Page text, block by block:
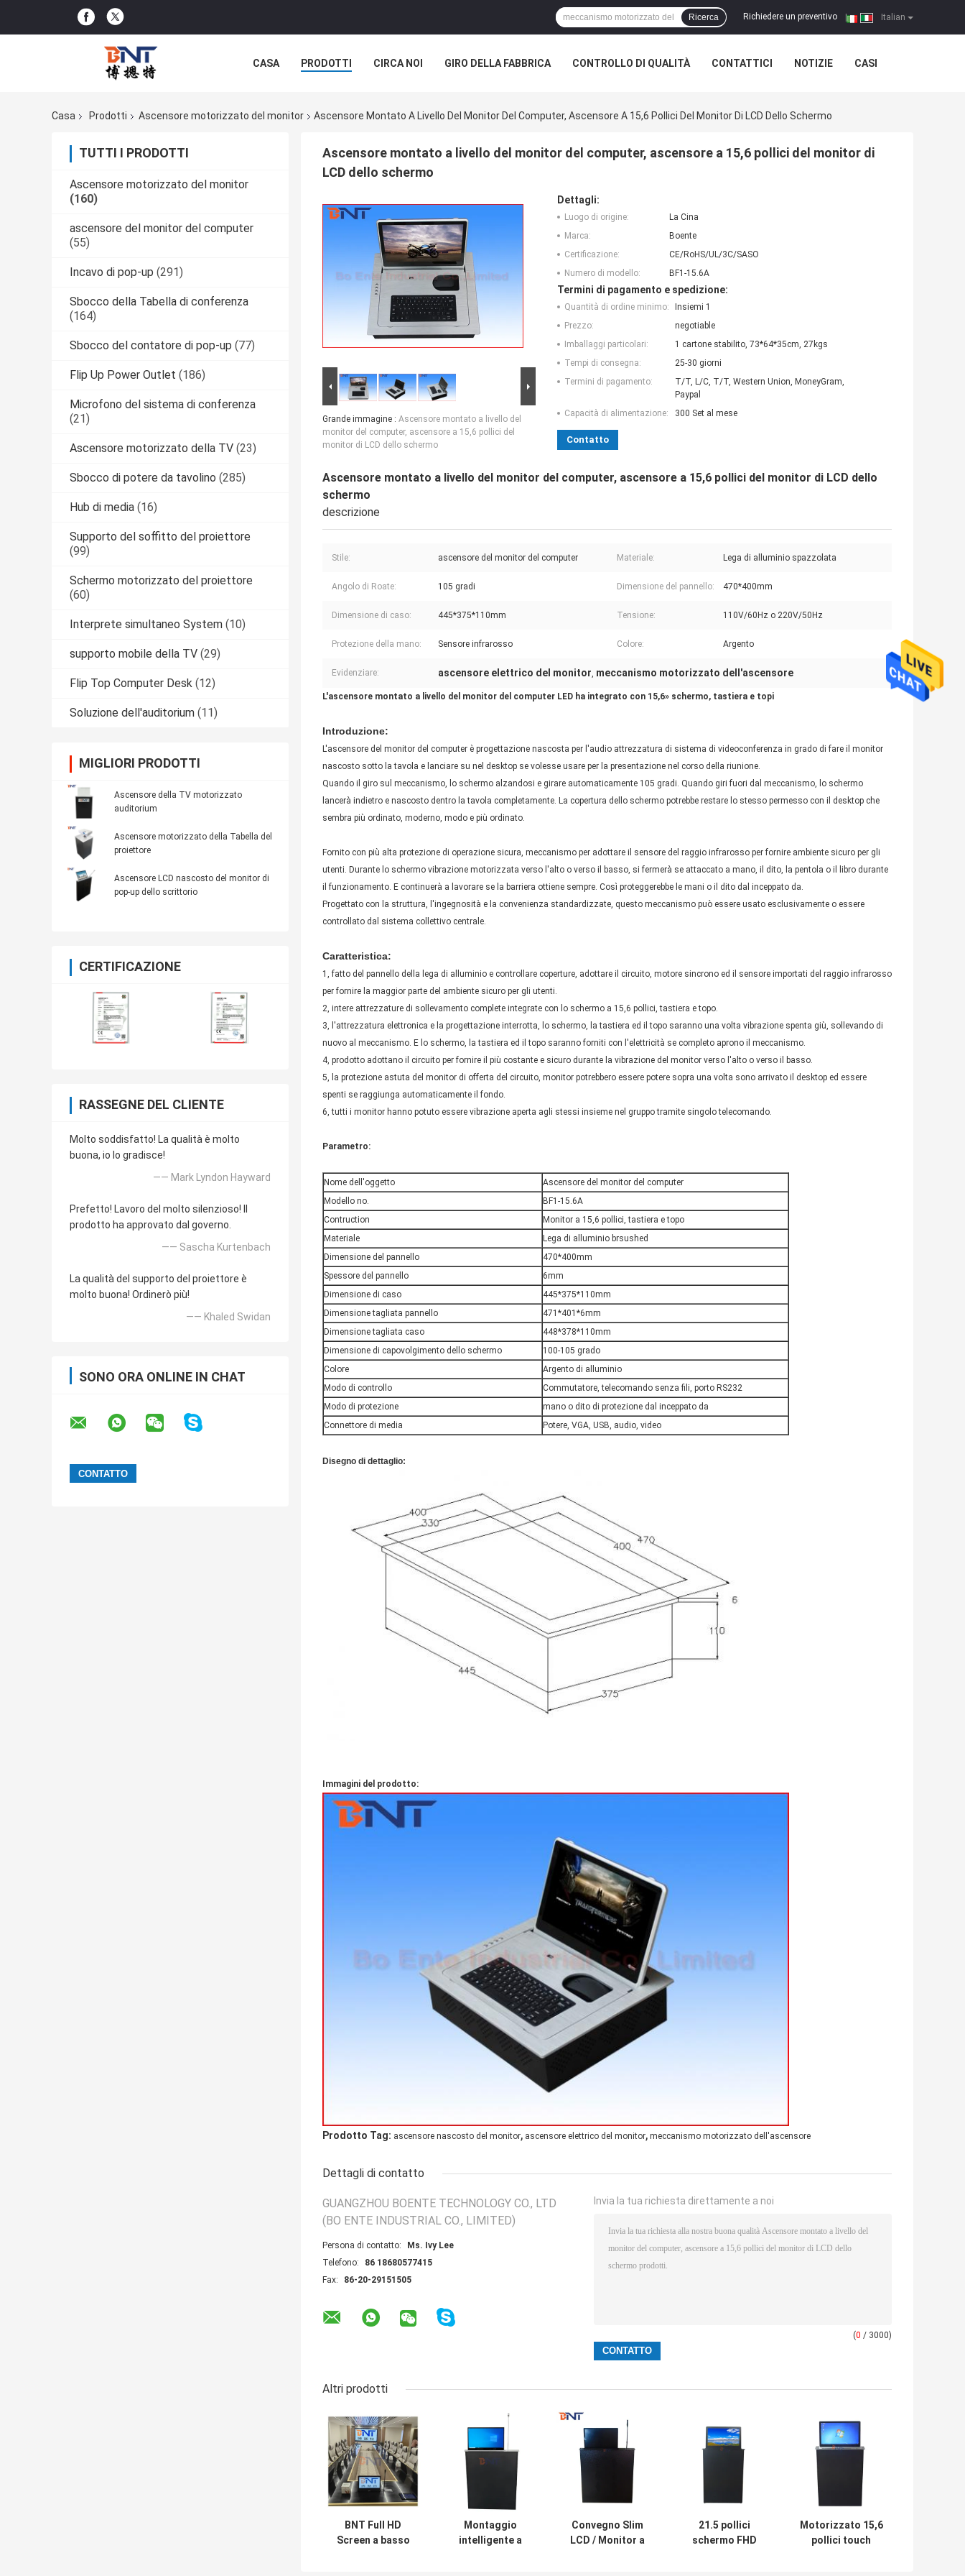
Italian
Richiedere un preventivo |
Ricerca
CASA PRODOTTI CIRCA NOI GIRO DELLA FABBRICA CONTROLLO DI QUALITÀ CONTATTICI NOTIZIE CASI
Casa
Prodotti Ascensore motorizzato del monitor Ascensore Montato A Livello Del Monitor Del Computer, Ascensore A 15,6 Pollici Del Monitor Di LCD Dello Schermo
TUTTI I PRODOTTI
Ascensore motorizzato del monitor
(160)
ascensore del monitor del computer
(55)
Incavo di pop-up (291)
Sbocco della Tabella di conferenza
(164)
Sbocco del contatore di pop-up (77)
Flip Up Power Outlet (186)
Microfono del sistema di conferenza
(21)
Ascensore motorizzato della TV (23)
Sbocco di potere da tavolino (285)
Hub di media (16)
Supporto del soffitto del proiettore
(99)
Schermo motorizzato del proiettore
(60)
Interprete simultaneo System (10)
supporto mobile della TV (29)
Flip Top Computer Desk (12)
Soluzione dell'auditorium (11)
MIGLIORI PRODOTTI
Ascensore della TV motorizzato
auditorium
Ascensore motorizzato della Tabella del
proiettore
Ascensore LCD nascosto del monitor di
pop-up dello scrittorio
CERTIFICAZIONE
RASSEGNE DEL CLIENTE
Molto soddisfatto! La qualità è molto
buona, io lo gradisce!
—— Mark Lyndon Hayward
Prefetto! Lavoro del molto silenzioso! Il
prodotto ha approvato dal governo.
—— Sascha Kurtenbach
La qualità del supporto del proiettore è
molto buona! Ordinerò più!
—— Khaled Swidan
SONO ORA ONLINE IN CHAT
Ascensore montato a livello del monitor del computer, ascensore a 15,6 pollici del monitor di
LCD dello schermo
Grande immagine : Ascensore montato a livello del
monitor del computer, ascensore a 15,6 pollici del
monitor di LCD dello schermo
Dettagli:
Luogo di origine:
La Cina
Marca:
Boente
Certificazione:
CE/RoHS/UL/3C/SASO
Numero di modello:
BF1-15.6A
Termini di pagamento e spedizione:
Quantità di ordine minimo:
Insiemi 1
Prezzo:
negotiable
Imballaggi particolari:
1 cartone stabilito, 73*64*35cm, 27kgs
Tempi di consegna:
25-30 giorni
Termini di pagamento:
T/T, L/C, T/T, Western Union, MoneyGram,
Paypal
Capacità di alimentazione:
300 Set al mese
Contatto
Ascensore montato a livello del monitor del computer, ascensore a 15,6 pollici del monitor di LCD dello
schermo
descrizione
Stile: ascensore del monitor del computer Materiale: Lega di alluminio spazzolata
Angolo di Roate: 105 gradi Dimensione del pannello: 470*400mm
Dimensione di caso: 445*375*110mm Tensione: 110V/60Hz o 220V/50Hz
Protezione della mano: Sensore infrarosso Colore: Argento
Evidenziare: ascensore elettrico del monitor, meccanismo motorizzato dell'ascensore
L'ascensore montato a livello del monitor del computer LED ha integrato con 15,6» schermo, tastiera e topi
Introduzione:
L'ascensore del monitor del computer è progettazione nascosta per l'audio attrezzatura di sistema di videoconferenza in grado di fare il monitor
nascosto sotto la tavola e lanciare su nel desktop se volesse usare per la presentazione nel corso della riunione.
Quando il giro sul meccanismo, lo schermo alzandosi e girare automaticamente 105 gradi. Quando giri fuori dal meccanismo, lo schermo
lancerà indietro e nascosto dentro la tavola completamente. La copertura dello schermo potrebbe restare lo stesso permesso con il desktop che
sembra più ordinato, moderno, modo e più ordinato.
Fornito con più alta protezione di operazione sicura, meccanismo per adottare il sensore del raggio infrarosso per fornire ambiente sicuro per gli
utenti. Durante lo schermo vibrazione motorizzata verso l'alto o verso il basso, si fermerà se attaccato a mano, il dito, la pentola o il libro durante
il funzionamento. E continuerà a lavorare se la barriera ottiene sempre. Così proteggerebbe le mani o il dito dal inceppato da.
Progettato con la struttura, l'ingegnosità e la convenienza standardizzate, questo meccanismo può essere usato esclusivamente o essere
controllato dal sistema collettivo centrale.
Caratteristica:
1, fatto del pannello della lega di alluminio e controllare coperture, adottare il circuito, motore sincrono ed il sensore importati del raggio infrarosso
per fornire la maggior parte del ambiente sicuro per gli utenti.
2, intere attrezzature di sollevamento complete integrate con lo schermo a 15,6 pollici, tastiera e topo.
3, l'attrezzatura elettronica e la progettazione interrotta, lo schermo, la tastiera ed il topo saranno una volta vibrazione spenta giù, sollevando di
nuovo al meccanismo. E lo schermo, la tastiera ed il topo saranno forniti con l'elettricità se completo aprono il meccanismo.
4, prodotto adottano il circuito per fornire il più costante e sicuro durante la vibrazione del monitor verso l'alto o verso il basso.
5, la protezione astuta del monitor di offerta del circuito, monitor potrebbero essere potere sopra una volta sono arrivato il desktop ed essere
spenti se raggiunga automaticamente il fondo.
6, tutti i monitor hanno potuto essere vibrazione aperta agli stessi insieme nel gruppo tramite singolo telecomando.
Parametro:
Nome dell'oggetto
Ascensore del monitor del computer
Modello no.
BF1-15.6A
Contruction
Monitor a 15,6 pollici, tastiera e topo
Materiale
Lega di alluminio brsushed
Dimensione del pannello
470*400mm
Spessore del pannello
6mm
Dimensione di caso
445*375*110mm
Dimensione tagliata pannello
471*401*6mm
Dimensione tagliata caso
448*378*110mm
Dimensione di capovolgimento dello schermo
100-105 grado
Colore
Argento di alluminio
Modo di controllo
Commutatore, telecomando senza fili, porto RS232
Modo di protezione
mano o dito di protezione dal inceppato da
Connettore di media
Potere, VGA, USB, audio, video
Disegno di dettaglio:
Immagini del prodotto:
Prodotto Tag: ascensore nascosto del monitor, ascensore elettrico del monitor, meccanismo motorizzato dell'ascensore
Dettagli di contatto
GUANGZHOU BOENTE TECHNOLOGY CO., LTD
(BO ENTE INDUSTRIAL CO., LIMITED)
Persona di contatto:
Ms. Ivy Lee
Telefono:
86 18680577415
Fax:
86-20-29151505
Invia la tua richiesta direttamente a noi
(0 / 3000)
Altri prodotti
BNT Full HD
Screen a basso
Montaggio
intelligente a
Convegno Slim
LCD / Monitor a
21.5 pollici
schermo FHD
Motorizzato 15,6
pollici touch